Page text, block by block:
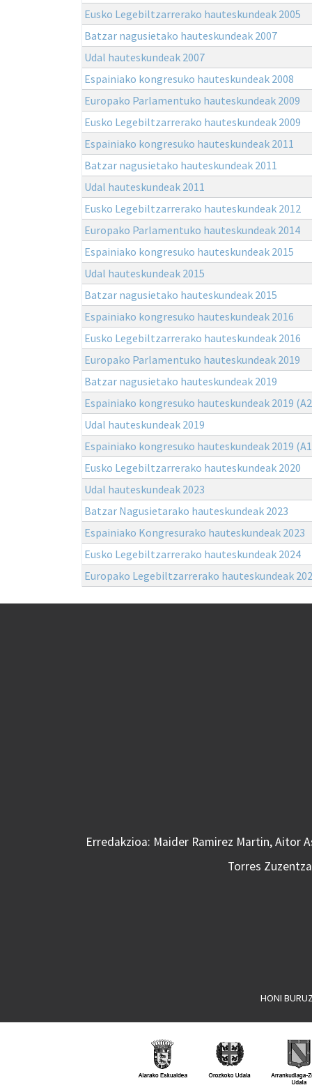
Eusko Legebiltzarrerako hauteskundeak 2005
Batzar nagusietako hauteskundeak 2007
Udal hauteskundeak 2007
Espainiako kongresuko hauteskundeak 2008
Europako Parlamentuko hauteskundeak 2009
Eusko Legebiltzarrerako hauteskundeak 2009
Espainiako kongresuko hauteskundeak 2011
Batzar nagusietako hauteskundeak 2011
Udal hauteskundeak 2011
Eusko Legebiltzarrerako hauteskundeak 2012
Europako Parlamentuko hauteskundeak 2014
Espainiako kongresuko hauteskundeak 2015
Udal hauteskundeak 2015
Batzar nagusietako hauteskundeak 2015
Espainiako kongresuko hauteskundeak 2016
Eusko Legebiltzarrerako hauteskundeak 2016
Europako Parlamentuko hauteskundeak 2019
Batzar nagusietako hauteskundeak 2019
Espainiako kongresuko hauteskundeak 2019
Udal hauteskundeak 2019
Espainiako kongresuko hauteskundeak 2019
Eusko Legebiltzarrerako hauteskundeak 2020
Udal hauteskundeak 2023
Batzar Nagusietarako hauteskundeak 2023
Espainiako Kongresurako hauteskundeak 2023
Eusko Legebiltzarrerako hauteskundeak 2024
Europako Legebiltzarrerako hauteskundeak
Erredakzioa: Maider Ramirez Martin, Aitor
Torres
HONI BURUZ